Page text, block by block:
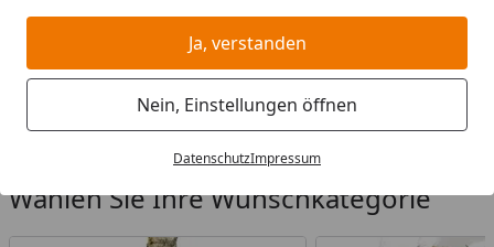
Ja, verstanden
Nein, Einstellungen öffnen
DatenschutzImpressum
Kleintier
Kleintier
Wählen Sie Ihre Wunschkategorie